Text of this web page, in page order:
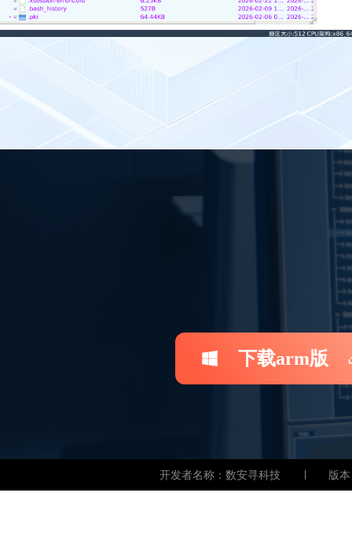
下载arm版
开发者名称：数安寻科技 版